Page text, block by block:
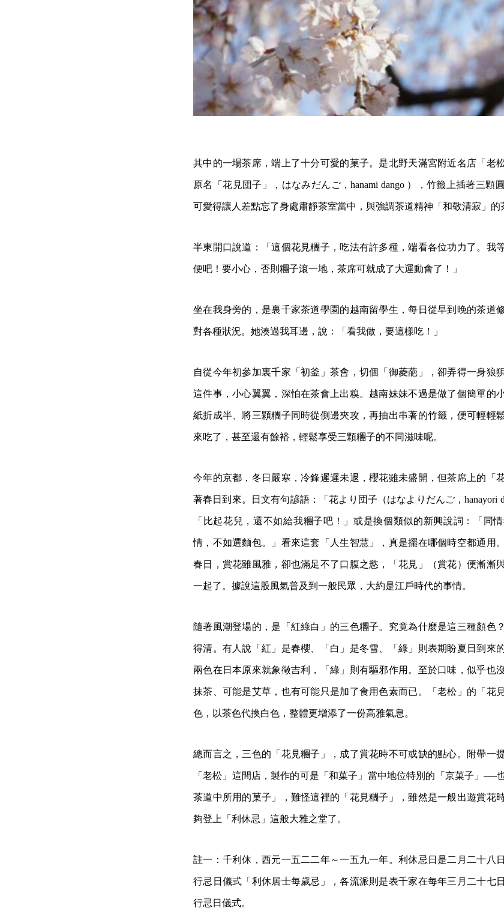
其中的一場茶席，端上了十分可愛的菓子。是北野天滿宮附近名店「老
原名「花見団子」，はなみだんご，hanami dango ），竹籤上插著三顆
可愛得讓人差點忘了身處肅靜茶室當中，與強調茶道精神「和敬清寂」的
半東開口說道：「這個花見糰子，吃法有許多種，端看各位功力了。我
便吧！要小心，否則糰子滾一地，茶席可就成了大運動會了！」
坐在我身旁的，是裏千家茶道學園的越南留學生，每日從早到晚的茶道
對各種狀況。她湊過我耳邊，說：「看我做，要這樣吃！」
自從今年初參加裏千家「初釜」茶會，切個「御菱葩」，卻弄得一身狼
這件事，小心翼翼，深怕在茶會上出糗。越南妹妹不過是做了個簡單的
紙折成半、將三顆糰子同時從側邊夾攻，再抽出串著的竹籤，便可輕輕
來吃了，甚至還有餘裕，輕鬆享受三顆糰子的不同滋味呢。
今年的京都，冬日嚴寒，冷鋒遲遲未退，櫻花雖未盛開，但茶席上的「
著春日到來。日文有句諺語：「花より団子（はなよりだんご，hanayori
「比起花兒，還不如給我糰子吧！」或是換個類似的新興說詞：「同
情，不如選麵包。」看來這套「人生智慧」，真是擺在哪個時空都通用
春日，賞花雖風雅，卻也滿足不了口腹之慾，「花見」（賞花）便漸漸
一起了。據說這股風氣普及到一般民眾，大約是江戶時代的事情。
隨著風潮登場的，是「紅綠白」的三色糰子。究竟為什麼是這三種顏色
得清。有人說「紅」是春櫻、「白」是冬雪、「綠」則表期盼夏日到來
兩色在日本原來就象徵吉利，「綠」則有驅邪作用。至於口味，似乎也
抹茶、可能是艾草，也有可能只是加了食用色素而已。「老松」的「花
色，以茶色代換白色，整體更增添了一份高雅氣息。
總而言之，三色的「花見糰子」，成了賞花時不可或缺的點心。附帶一
「老松」這間店，製作的可是「和菓子」當中地位特別的「京菓子」──
茶道中所用的菓子」，難怪這裡的「花見糰子」，雖然是一般出遊賞花
夠登上「利休忌」這般大雅之堂了。
註一：千利休，西元一五二二年～一五九一年。利休忌日是二月二十八
行忌日儀式「利休居士每歲忌」，各流派則是表千家在每年三月二十七
行忌日儀式。